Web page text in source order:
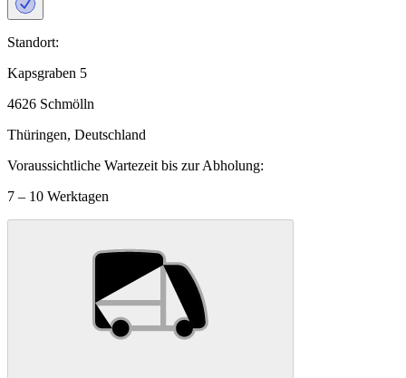
Standort:
Kapsgraben 5
4626 Schmölln
Thüringen, Deutschland
Voraussichtliche Wartezeit bis zur Abholung:
7 – 10 Werktagen